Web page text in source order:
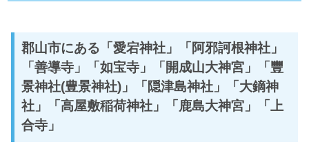
郡山市にある「愛宕神社」「阿邪訶根神社」
「善導寺」「如宝寺」「開成山大神宮」「豐
景神社(豊景神社)」「隠津島神社」「大鏑神
社」「高屋敷稲荷神社」「鹿島大神宮」「上
合寺」